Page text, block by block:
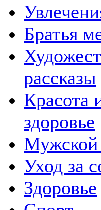
Братья
рассказы
Красота
здоровье
Мужской
Уход за
Здоровье